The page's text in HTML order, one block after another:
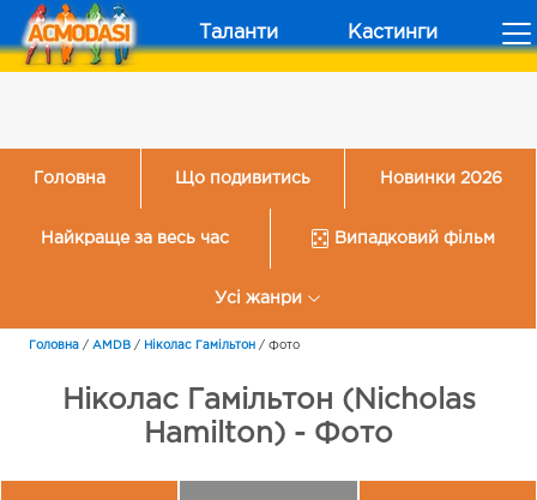
Таланти Кастинги
Головна Що подивитись Новинки 2026
Найкраще за весь час Випадковий фільм
Усі жанри
Головна / AMDB / Ніколас Гамільтон / Фото
Ніколас Гамільтон (Nicholas
Hamilton) - Фото